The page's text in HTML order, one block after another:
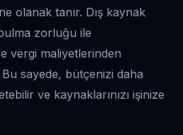
olanak tanır. Dış kaynak
zorluğu ile
vergi maliyetlerinden
sayede, bütçenizi daha
ve kaynaklarınızı işinize